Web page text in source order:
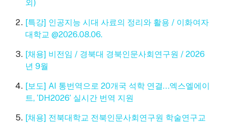
외)
[특강] 인공지능 시대 사료의 정리와 활용 / 이화여자
대학교 @2026.08.06.
[채용] 비전임 / 경북대 경북인문사회연구원 / 2026
년 9월
[보도] AI 통번역으로 20개국 석학 연결…엑스엘에이
트, ‘DH2026’ 실시간 번역 지원
[채용] 전북대학교 전북인문사회연구원 학술연구교